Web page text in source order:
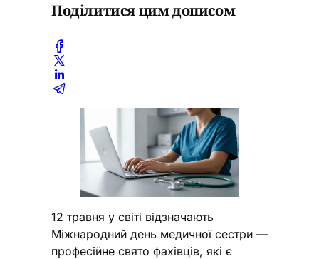
Поділитися цим дописом
12 травня у світі відзначають
Міжнародний день медичної сестри —
професійне свято фахівців, які є